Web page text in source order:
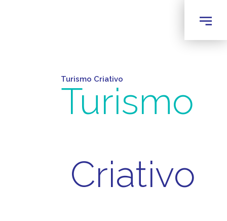
Turismo Criativo
Turismo
Criativo